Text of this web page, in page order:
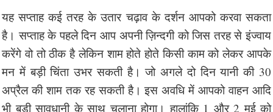
यह सप्ताह कई तरह के उतार चढ़ाव के दर्शन आपको करवा सकता
है। सप्ताह के पहले दिन आप अपनी ज़िन्दगी को जिस तरह से इंज्वाय
करेंगे वो तो ठीक है लेकिन शाम होते होते किसी काम को लेकर आपके
मन में बड़ी चिंता उभर सकती है। जो अगले दो दिन यानी की 30
अप्रैल की शाम तक रह सकती है। इस अवधि में आपको वाहन आदि
भी बड़ी सावधानी के साथ चलाना होगा। हालांकि 1 और 2 मई को